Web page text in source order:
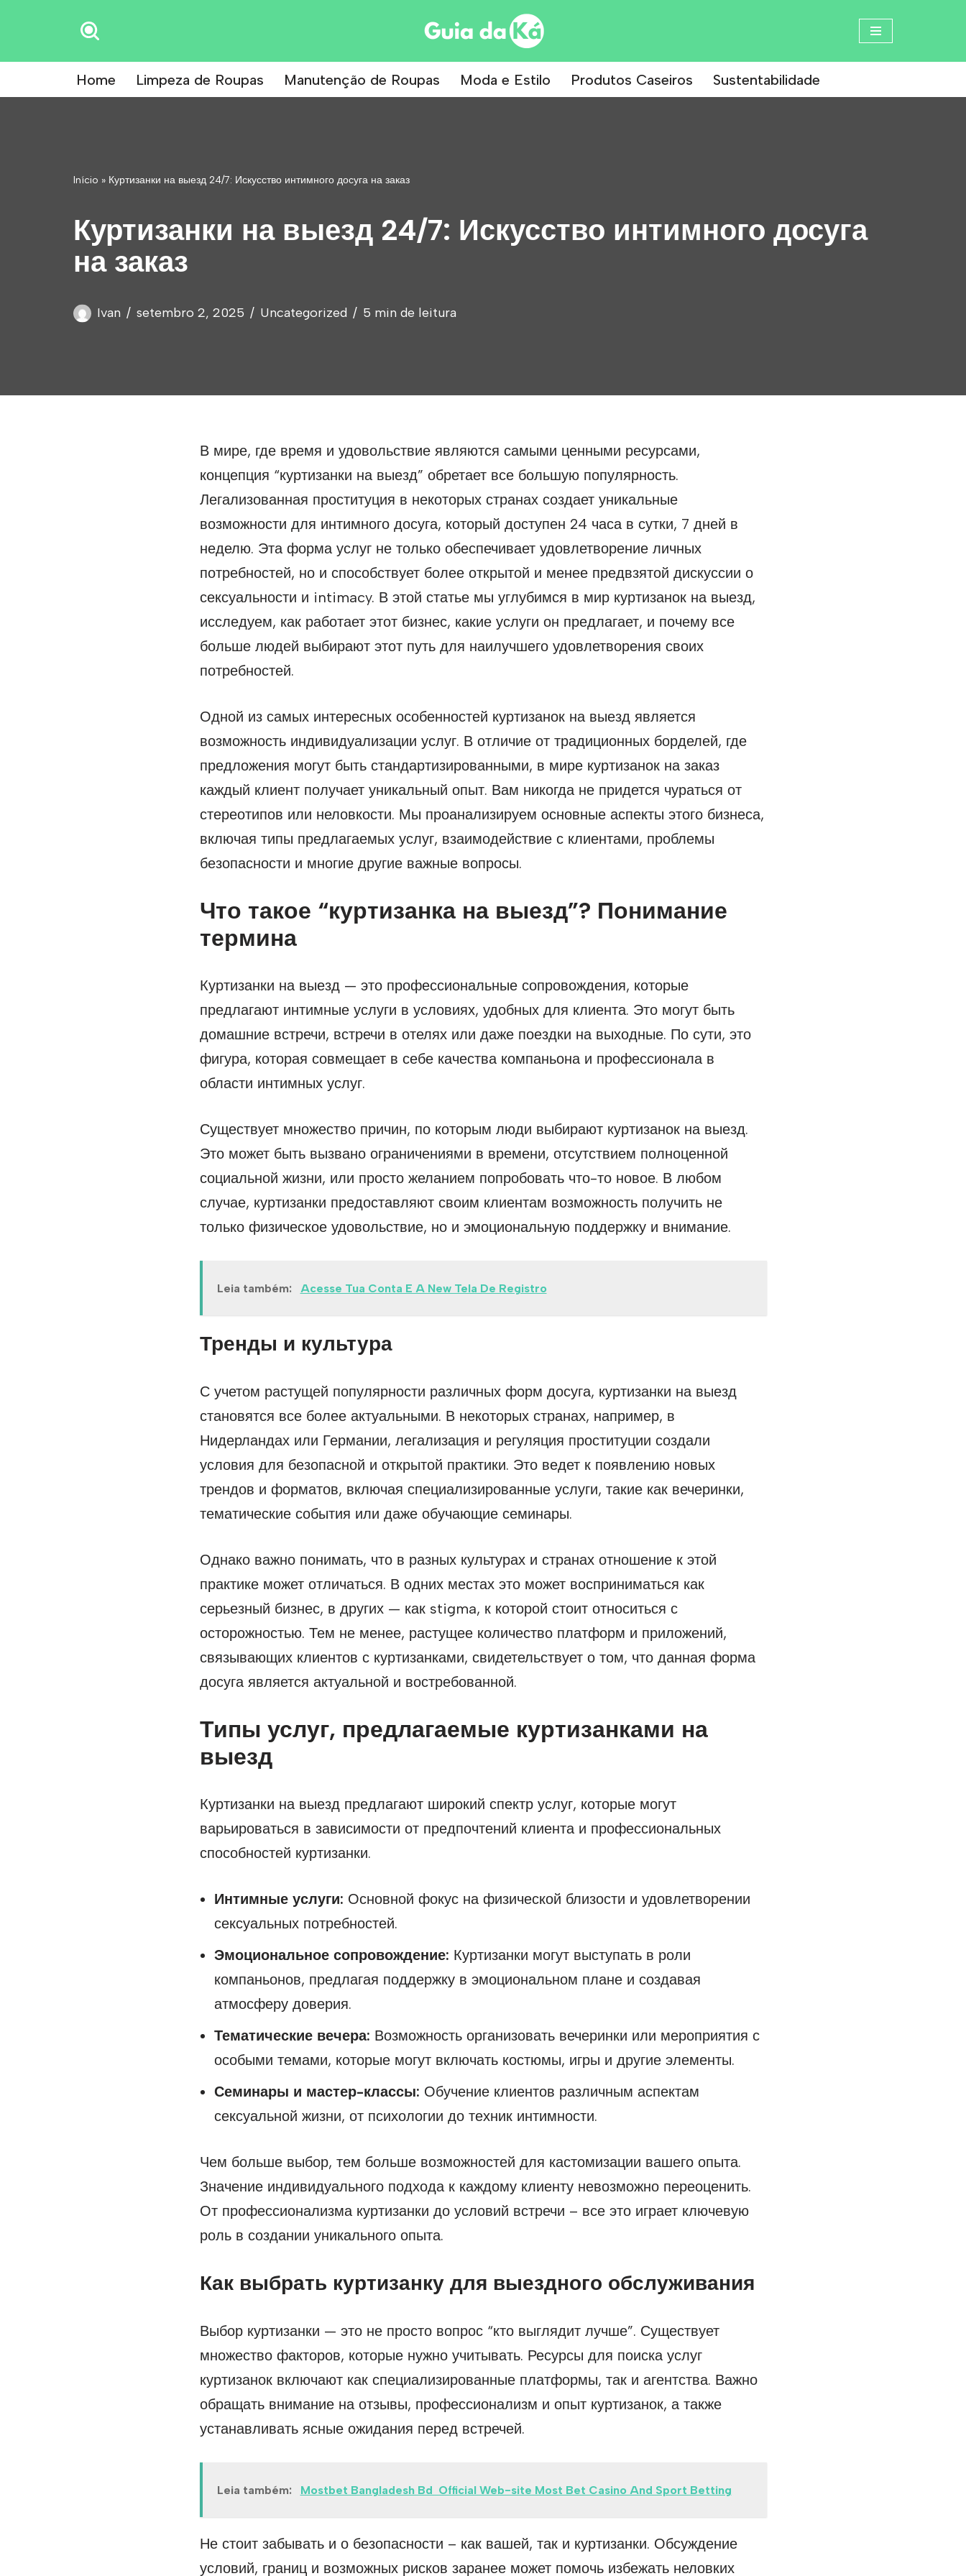
para
Home Limpeza de Roupas Manutenção de Roupas Moda e Estilo Produtos Caseiros Sustentabilidade
Início » Куртизанки на выезд 24/7: Искусство интимного досуга на заказ
Куртизанки на выезд 24/7: Искусство интимного досуга
на заказ
Ivan setembro 2, 2025 Uncategorized 5 min de leitura
В мире, где время и удовольствие являются самыми ценными ресурсами,
концепция “куртизанки на выезд” обретает все большую популярность.
Легализованная проституция в некоторых странах создает уникальные
возможности для интимного досуга, который доступен 24 часа в сутки, 7 дней в
неделю. Эта форма услуг не только обеспечивает удовлетворение личных
потребностей, но и способствует более открытой и менее предвзятой дискуссии о
сексуальности и intimacy. В этой статье мы углубимся в мир куртизанок на выезд,
исследуем, как работает этот бизнес, какие услуги он предлагает, и почему все
больше людей выбирают этот путь для наилучшего удовлетворения своих
потребностей.
Одной из самых интересных особенностей куртизанок на выезд является
возможность индивидуализации услуг. В отличие от традиционных борделей, где
предложения могут быть стандартизированными, в мире куртизанок на заказ
каждый клиент получает уникальный опыт. Вам никогда не придется чураться от
стереотипов или неловкости. Мы проанализируем основные аспекты этого бизнеса,
включая типы предлагаемых услуг, взаимодействие с клиентами, проблемы
безопасности и многие другие важные вопросы.
Что такое “куртизанка на выезд”? Понимание
термина
Куртизанки на выезд — это профессиональные сопровождения, которые
предлагают интимные услуги в условиях, удобных для клиента. Это могут быть
домашние встречи, встречи в отелях или даже поездки на выходные. По сути, это
фигура, которая совмещает в себе качества компаньона и профессионала в
области интимных услуг.
Существует множество причин, по которым люди выбирают куртизанок на выезд.
Это может быть вызвано ограничениями в времени, отсутствием полноценной
социальной жизни, или просто желанием попробовать что-то новое. В любом
случае, куртизанки предоставляют своим клиентам возможность получить не
только физическое удовольствие, но и эмоциональную поддержку и внимание.
Leia também: Acesse Tua Conta E A New Tela De Registro
Тренды и культура
С учетом растущей популярности различных форм досуга, куртизанки на выезд
становятся все более актуальными. В некоторых странах, например, в
Нидерландах или Германии, легализация и регуляция проституции создали
условия для безопасной и открытой практики. Это ведет к появлению новых
трендов и форматов, включая специализированные услуги, такие как вечеринки,
тематические события или даже обучающие семинары.
Однако важно понимать, что в разных культурах и странах отношение к этой
практике может отличаться. В одних местах это может восприниматься как
серьезный бизнес, в других — как stigma, к которой стоит относиться с
осторожностью. Тем не менее, растущее количество платформ и приложений,
связывающих клиентов с куртизанками, свидетельствует о том, что данная форма
досуга является актуальной и востребованной.
Типы услуг, предлагаемые куртизанками на
выезд
Куртизанки на выезд предлагают широкий спектр услуг, которые могут
варьироваться в зависимости от предпочтений клиента и профессиональных
способностей куртизанки.
Интимные услуги: Основной фокус на физической близости и удовлетворении
сексуальных потребностей.
Эмоциональное сопровождение: Куртизанки могут выступать в роли
компаньонов, предлагая поддержку в эмоциональном плане и создавая
атмосферу доверия.
Тематические вечера: Возможность организовать вечеринки или мероприятия с
особыми темами, которые могут включать костюмы, игры и другие элементы.
Семинары и мастер-классы: Обучение клиентов различным аспектам
сексуальной жизни, от психологии до техник интимности.
Чем больше выбор, тем больше возможностей для кастомизации вашего опыта.
Значение индивидуального подхода к каждому клиенту невозможно переоценить.
От профессионализма куртизанки до условий встречи – все это играет ключевую
роль в создании уникального опыта.
Как выбрать куртизанку для выездного обслуживания
Выбор куртизанки — это не просто вопрос “кто выглядит лучше”. Существует
множество факторов, которые нужно учитывать. Ресурсы для поиска услуг
куртизанок включают как специализированные платформы, так и агентства. Важно
обращать внимание на отзывы, профессионализм и опыт куртизанок, а также
устанавливать ясные ожидания перед встречей.
Leia também: Mostbet Bangladesh Bd ️ Official Web-site Most Bet Casino And Sport Betting
Не стоит забывать и о безопасности – как вашей, так и куртизанки. Обсуждение
условий, границ и возможных рисков заранее может помочь избежать неловких